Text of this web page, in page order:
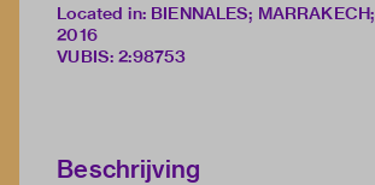
Located in: BIENNALES; MARRAKECH;
2016
VUBIS: 2:98753
Beschrijving